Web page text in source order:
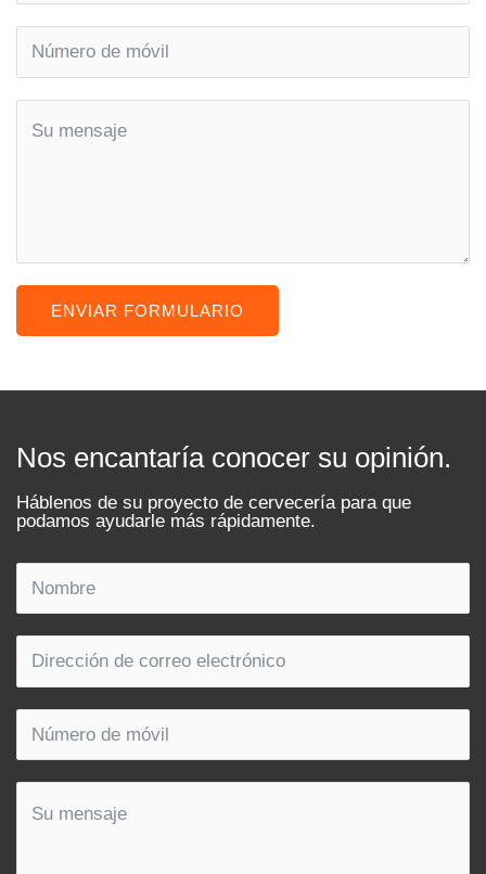
ENVIAR FORMULARIO
Nos encantaría conocer su opinión.
Háblenos de su proyecto de cervecería para que
podamos ayudarle más rápidamente.